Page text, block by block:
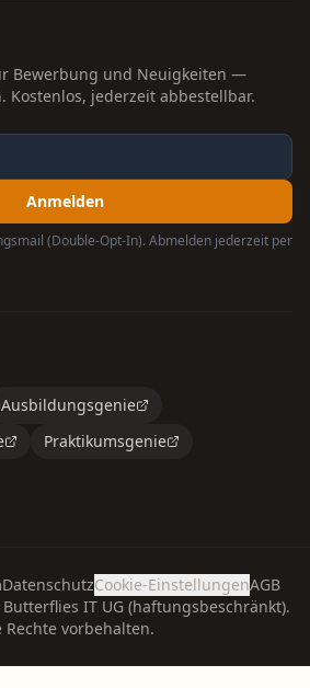
Bewerbung und Neuigkeiten —
Kostenlos, jederzeit abbestellbar.
Anmelden
(Double-Opt-In). Abmelden jederzeit per
Ausbildungsgenie
Praktikumsgenie
DatenschutzCookie-EinstellungenAGB
IT UG (haftungsbeschränkt).
Rechte vorbehalten.